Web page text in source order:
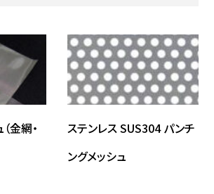
金網・
ステンレス SUS304 パンチ
ングメッシュ